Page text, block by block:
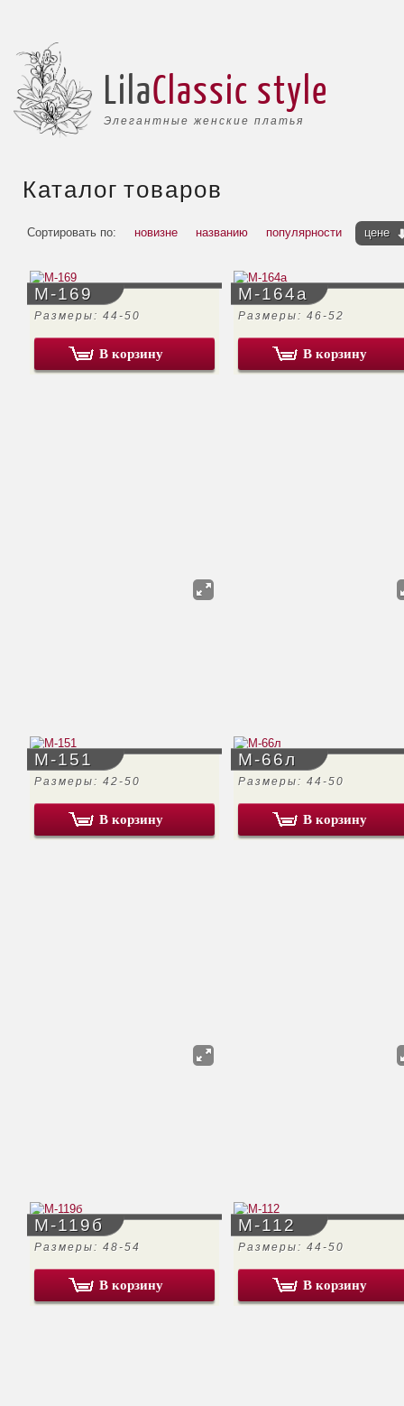
Элегантные женские платья
LilaClassic style
Каталог товаров
Сортировать по: новизне названию популярности цене
М-169
Размеры: 44-50
В корзину
М-164а
Размеры: 46-52
В корзину
М-151
Размеры: 42-50
В корзину
М-66л
Размеры: 44-50
В корзину
М-119б
Размеры: 48-54
В корзину
М-112
Размеры: 44-50
В корзину